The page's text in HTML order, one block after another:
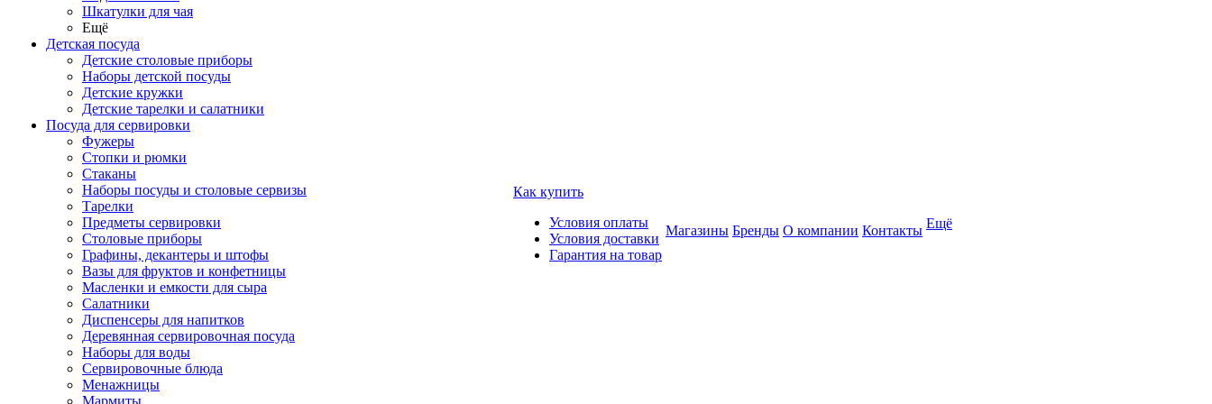
Шкатулки для чая
Ещё
Детская посуда
Детские столовые приборы
Наборы детской посуды
Детские кружки
Детские тарелки и салатники
Посуда для сервировки
Фужеры
Стопки и рюмки
Стаканы
Наборы посуды и столовые сервизы
Тарелки
Предметы сервировки
Столовые приборы
Графины, декантеры и штофы
Вазы для фруктов и конфетницы
Масленки и емкости для сыра
Салатники
Диспенсеры для напитков
Деревянная сервировочная посуда
Наборы для воды
Сервировочные блюда
Менажницы
Мармиты
Как купить
Условия оплаты
Условия доставки
Гарантия на товар
Магазины Бренды О компании Контакты Ещё